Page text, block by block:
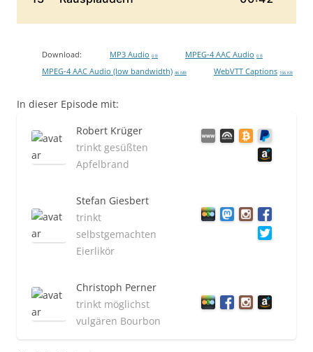
Download: MP3 Audio 0 B MPEG-4 AAC Audio 0 B
MPEG-4 AAC Audio (low bandwidth) 46 MB WebVTT Captions 156 KB
In dieser Episode mit:
Robert Krüger
trinkt gesüßten
Apfelbrand
Stefan Giesbert
trinkt
selbstgemachten
Eierlikör
Christoph Perner
trinkt möglichst
vulgären Bourbon